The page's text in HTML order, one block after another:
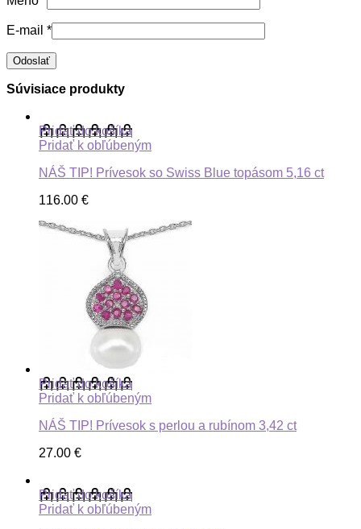
E-mail *
Súvisiace produkty
Pridať do košíka
Pridať k obľúbeným
NÁŠ TIP! Prívesok so Swiss Blue topásom 5,16 ct
116.00 €
Pridať do košíka
Pridať k obľúbeným
NÁŠ TIP! Prívesok s perlou a rubínom 3,42 ct
27.00 €
Pridať do košíka
Pridať k obľúbeným